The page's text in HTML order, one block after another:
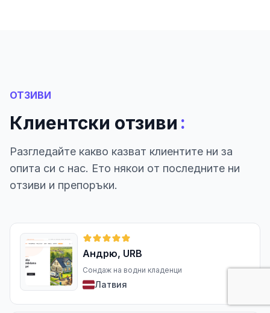
ОТЗИВИ
Клиентски отзиви :
Разгледайте какво казват клиентите ни за
опита си с нас. Ето някои от последните ни
отзиви и препоръки.
Андрю, URB
Сондаж на водни кладенци
Латвия